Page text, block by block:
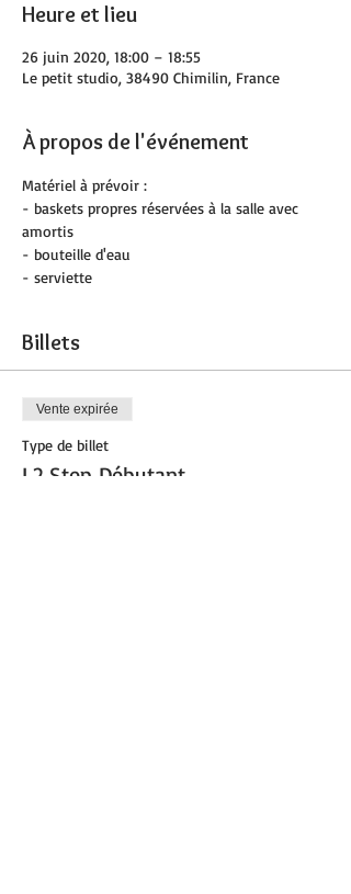
Heure et lieu
26 juin 2020, 18:00 – 18:55
Le petit studio, 38490 Chimilin, France
À propos de l'événement
Matériel à prévoir :
- baskets propres réservées à la salle avec
amortis
- bouteille d'eau
- serviette
Billets
Vente expirée
Type de billet
L2 Step Débutant